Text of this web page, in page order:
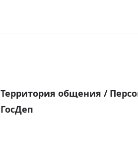
Территория общения /
ГосДеп